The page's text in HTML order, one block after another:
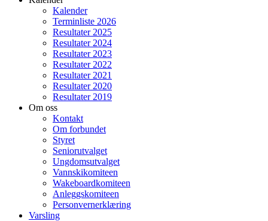
Kalender
Terminliste 2026
Resultater 2025
Resultater 2024
Resultater 2023
Resultater 2022
Resultater 2021
Resultater 2020
Resultater 2019
Om oss
Kontakt
Om forbundet
Styret
Seniorutvalget
Ungdomsutvalget
Vannskikomiteen
Wakeboardkomiteen
Anleggskomiteen
Personvernerklæring
Varsling